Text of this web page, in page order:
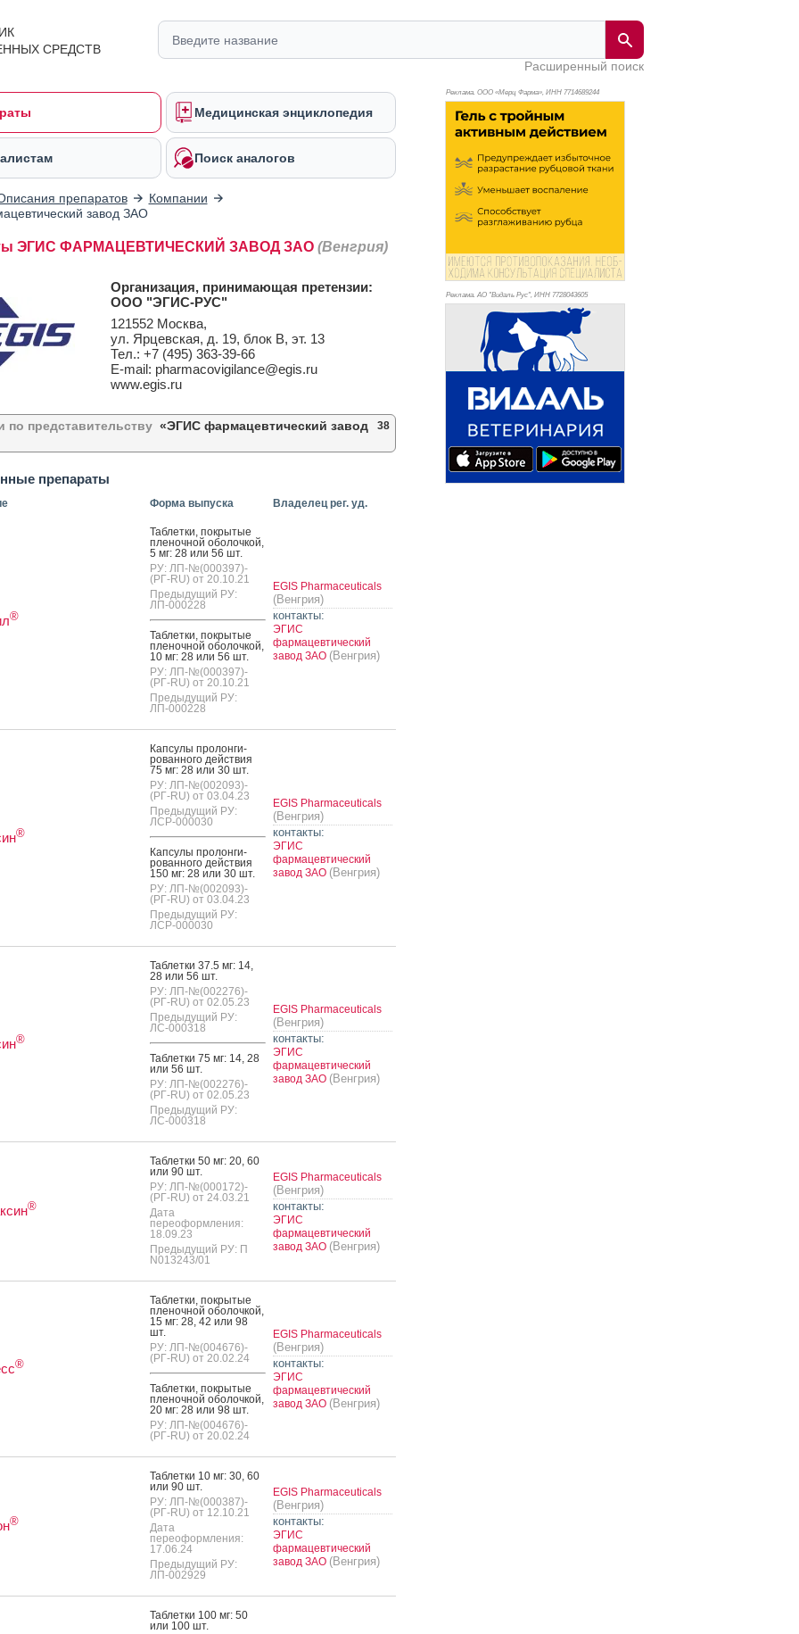
СРЕДСТВ
Расширенный поиск
Медицинская энциклопедия
Поиск аналогов
препаратов
Компании
завод ЗАО
ЭГИС ФАРМАЦЕВТИЧЕСКИЙ ЗАВОД ЗАО (Венгрия)
Организация, принимающая претензии:
ООО "ЭГИС-РУС"
121552 Москва,
ул. Ярцевская, д. 19, блок В, эт. 13
Тел.: +7 (495) 363-39-66
E-mail: pharmacovigilance@egis.ru
www.egis.ru
по представительству «ЭГИС фармацевтический завод
38
для врачей и пациентов
провела научный саммит «Сердце России: общая практика,
для миллионов пациентов»: европейский ривароксабан компании
рынке
день борьбы с дефицитом железа
Интим: новинка для ежедневного поддержания женского интимного
произвела глобальный редизайн веб-сайтов своих компаний по всему
кампании «Возьми аллергию под контроль!
к инфекции, нежен к ребенку»: рекламная кампания антисептического
получила актуальное продолжение
медицинский университет Венгрии и фармацевтическая компания «ЭГИС»
соглашение о сотрудничестве
производителя
РУС» организовала благотворительную новогоднюю елку для детей
и зарубежные эксперты обсудили диагностику и лечение гиперурикемии у
высоким сердечно-сосудистым риском
компания «ЭГИС» вывела на российский рынок первую
комбинацию для снижения холестерина1
во благо» компании «ЭГИС-РУС» признана лучшим социальным
ЭГИС – новый коммерческий директор
признана лучшим работодателем России в 2018 году
компании ЭГИС получили премию Russian Pharma Awards
проект компании «ЭГИС» был представлен на фотовыставке «Мы
проводит digital-кампанию, направленную на борьбу с синуситом
устойчивый рост на OTC рынках за счет приобретений
новая рекламная кампания в поддержку бренда Супрастин от «ЭГИС»
выступит в качестве серебряного спонсора «Вейновских чтений»
сирот из Одинцова провели благотворительную образовательную лекцию
усиливает стратегию приобретений в 2017 году
акция «Покупай во благо»
общества по артериальной гипертензии
препараты
Форма выпуска Владелец рег. уд.
®
Таб­летки, пок­ры­тые
пле­ноч­ной обо­лоч­кой,
5 мг: 28 или 56 шт.
РУ: ЛП-№(000397)-
(РГ-RU) от 20.10.21
Предыдущий РУ:
ЛП-000228
Таб­летки, пок­ры­тые
пле­ноч­ной обо­лоч­кой,
10 мг: 28 или 56 шт.
РУ: ЛП-№(000397)-
(РГ-RU) от 20.10.21
Предыдущий РУ:
ЛП-000228
EGIS Pharmaceuticals
(Венгрия)
контакты:
ЭГИС
фармацевтический
завод ЗАО (Венгрия)
®
Кап­су­лы про­лон­ги­
рован­но­го дей­ствия
75 мг: 28 или 30 шт.
РУ: ЛП-№(002093)-
(РГ-RU) от 03.04.23
Предыдущий РУ:
ЛСР-000030
Кап­су­лы про­лон­ги­
рован­но­го дей­ствия
150 мг: 28 или 30 шт.
РУ: ЛП-№(002093)-
(РГ-RU) от 03.04.23
Предыдущий РУ:
ЛСР-000030
EGIS Pharmaceuticals
(Венгрия)
контакты:
ЭГИС
фармацевтический
завод ЗАО (Венгрия)
®
Таб­летки 37.5 мг: 14,
28 или 56 шт.
РУ: ЛП-№(002276)-
(РГ-RU) от 02.05.23
Предыдущий РУ:
ЛС-000318
Таб­летки 75 мг: 14, 28
или 56 шт.
РУ: ЛП-№(002276)-
(РГ-RU) от 02.05.23
Предыдущий РУ:
ЛС-000318
EGIS Pharmaceuticals
(Венгрия)
контакты:
ЭГИС
фармацевтический
завод ЗАО (Венгрия)
®
Таб­летки 50 мг: 20, 60
или 90 шт.
РУ: ЛП-№(000172)-
(РГ-RU) от 24.03.21
Дата
переоформления:
18.09.23
Предыдущий РУ: П
N013243/01
EGIS Pharmaceuticals
(Венгрия)
контакты:
ЭГИС
фармацевтический
завод ЗАО (Венгрия)
®
Таб­летки, пок­ры­тые
пле­ноч­ной обо­лоч­кой,
15 мг: 28, 42 или 98
шт.
РУ: ЛП-№(004676)-
(РГ-RU) от 20.02.24
Таб­летки, пок­ры­тые
пле­ноч­ной обо­лоч­кой,
20 мг: 28 или 98 шт.
РУ: ЛП-№(004676)-
(РГ-RU) от 20.02.24
EGIS Pharmaceuticals
(Венгрия)
контакты:
ЭГИС
фармацевтический
завод ЗАО (Венгрия)
®
Таб­летки 10 мг: 30, 60
или 90 шт.
РУ: ЛП-№(000387)-
(РГ-RU) от 12.10.21
Дата
переоформления:
17.06.24
Предыдущий РУ:
ЛП-002929
EGIS Pharmaceuticals
(Венгрия)
контакты:
ЭГИС
фармацевтический
завод ЗАО (Венгрия)
Таб­летки 100 мг: 50
или 100 шт.
Реклама. ООО «Мерц Фарма», ИНН 7714689244
Реклама. АО "Видаль Рус", ИНН 7728043605